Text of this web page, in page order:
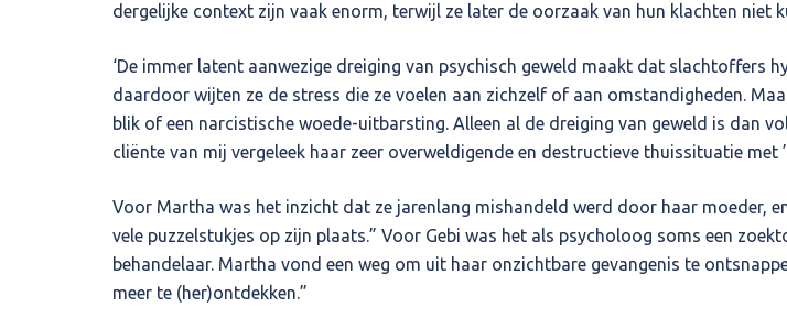
dergelijke context zijn vaak enorm, terwijl ze later de oorzaak van hun klachten niet
‘De immer latent aanwezige dreiging van psychisch geweld maakt dat
daardoor wijten ze de stress die ze voelen aan zichzelf of aan omstandigheden.
blik of een narcistische woede-uitbarsting. Alleen al de dreiging van geweld is dan
cliënte van mij vergeleek haar zeer overweldigende en destructieve thuissituatie met
Voor Martha was het inzicht dat ze jarenlang mishandeld werd door haar moeder,
vele puzzelstukjes op zijn plaats.” Voor Gebi was het als psycholoog soms een
behandelaar. Martha vond een weg om uit haar onzichtbare gevangenis te
meer te (her)ontdekken.”